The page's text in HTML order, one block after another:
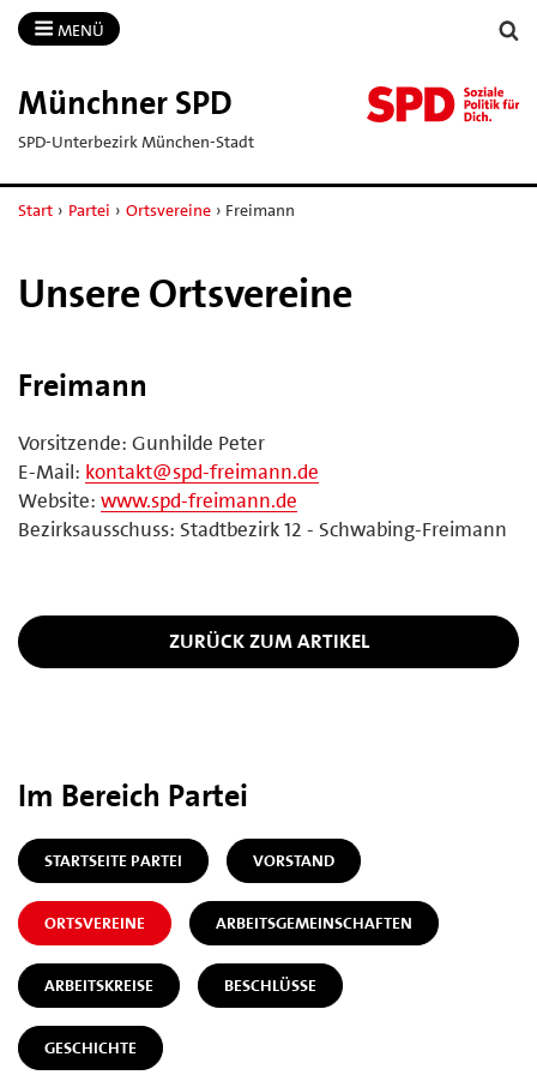
MENÜ
Münchner SPD
SPD-Unterbezirk München-Stadt
Start › Partei › Ortsvereine › Freimann
Unsere Ortsvereine
Freimann
Vorsitzende: Gunhilde Peter
E-Mail: kontakt@spd-freimann.de
Website: www.spd-freimann.de
Bezirksausschuss: Stadtbezirk 12 - Schwabing-Freimann
ZURÜCK ZUM ARTIKEL
Im Bereich Partei
STARTSEITE PARTEI VORSTAND
ORTSVEREINE ARBEITSGEMEINSCHAFTEN
ARBEITSKREISE BESCHLÜSSE
GESCHICHTE